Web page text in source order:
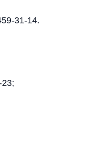
31-14.